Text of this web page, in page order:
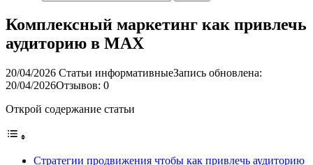
Комплексный маркетинг как привлечь
аудиторию в MAX
20/04/2026 Статьи информативныеЗапись обновлена:
20/04/2026Отзывов: 0
Открой содержание статьи
Стратегии продвижения чтобы как привлечь аудиторию